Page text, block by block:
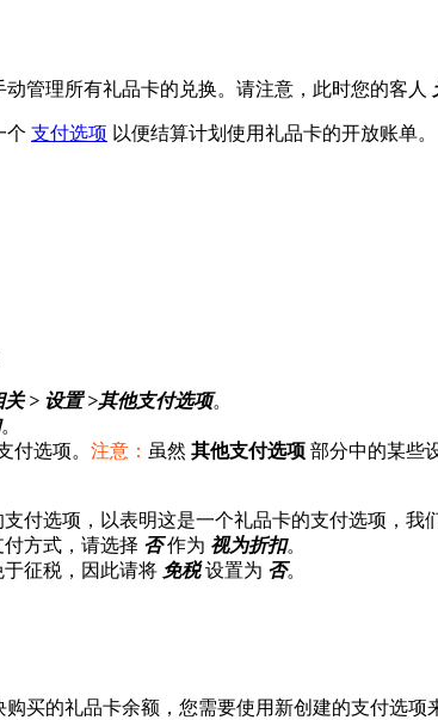
管理所有礼品卡的兑换。请注意，此时您的客人
个 支付选项 以便结算计划使用礼品卡的开放账单。
关 > 设置 >其他支付选项。
。
付选项。 注意： 虽然 其他支付选项 部分中的某些
付选项，以表明这是一个礼品卡的支付选项，我
付方式，请选择 否作为 视为折扣。
征税，因此请将 免税设置为 否。
买的礼品卡余额，您需要使用新创建的支付选项